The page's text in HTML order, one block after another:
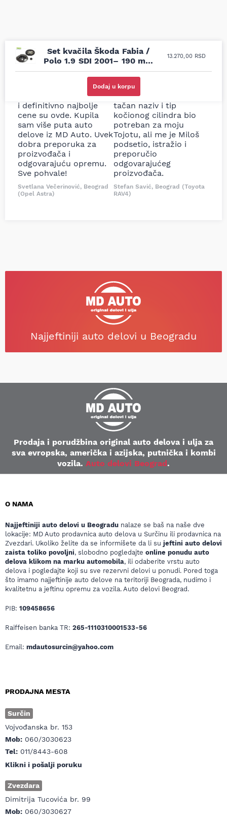
Set kvačila Škoda Fabia /
Polo 1.9 SDI 2001– 190 mm
Valeo
13.270,00 RSD
Dodaj u korpu
Uporedila sam sve
prodavnice auto delova
i definitivno najbolje
cene su ovde. Kupila
sam više puta auto
delove iz MD Auto. Uvek
dobra preporuka za
proizvođača i
odgovarajuću opremu.
Sve pohvale!
Svetlana Večerinović, Beograd
(Opel Astra)
Odlična usluga i
ljubazni prodavci.
Nisam bio siguran koji je
tačan naziv i tip
kočionog cilindra bio
potreban za moju
Tojotu, ali me je Miloš
podsetio, istražio i
preporučio
odgovarajućeg
proizvođača.
Stefan Savić, Beograd (Toyota
RAV4)
Najjeftiniji auto delovi u Beogradu
Prodaja i porudžbina original auto delova i ulja za
sva evropska, američka i azijska, putnička i kombi
vozila. Auto delovi Beograd.
O NAMA
Najjeftiniji auto delovi u Beogradu nalaze se baš na naše dve
lokacije: MD Auto prodavnica auto delova u Surčinu ili prodavnica na
Zvezdari. Ukoliko želite da se informišete da li su jeftini auto delovi
zaista toliko povoljni, slobodno pogledajte online ponudu auto
delova klikom na marku automobila, ili odaberite vrstu auto
delova i pogledajte koji su sve rezervni delovi u ponudi. Pored toga
što imamo najjeftinije auto delove na teritoriji Beograda, nudimo i
kvalitetnu a jeftinu opremu za vozila. Auto delovi Beograd.
PIB: 109458656
Raiffeisen banka TR: 265-1110310001533-56
Email: mdautosurcin@yahoo.com
PRODAJNA MESTA
Surčin
Vojvođanska br. 153
Mob: 060/3030623
Tel: 011/8443-608
Klikni i pošalji poruku
Zvezdara
Dimitrija Tucovića br. 99
Mob: 060/3030627